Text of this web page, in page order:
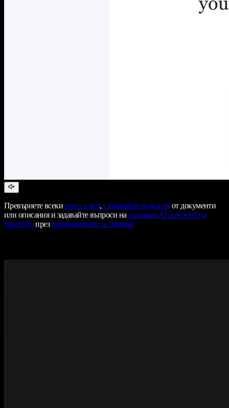
Превърнете всекитекст в реч,създавайте подкасти от документи
или описания и задавайте въпроси нагласовия AI асистент на
Speechifyпрезприложението за Android